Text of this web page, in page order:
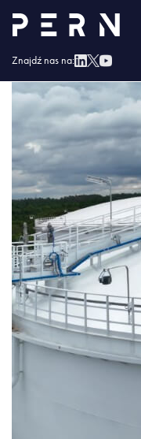
Znajdź nas na:
2022_06_NWW (13)